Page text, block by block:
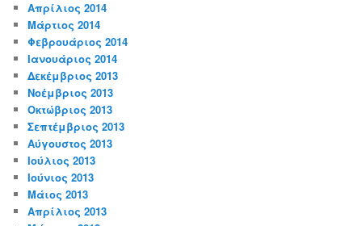
Απρίλιος 2014
Μάρτιος 2014
Φεβρουάριος 2014
Ιανουάριος 2014
Δεκέμβριος 2013
Νοέμβριος 2013
Οκτώβριος 2013
Σεπτέμβριος 2013
Αύγουστος 2013
Ιούλιος 2013
Ιούνιος 2013
Μάιος 2013
Απρίλιος 2013